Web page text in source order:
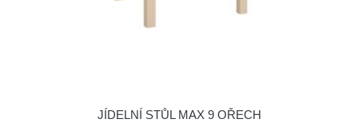
JÍDELNÍ STŮL MAX 9 OŘECH